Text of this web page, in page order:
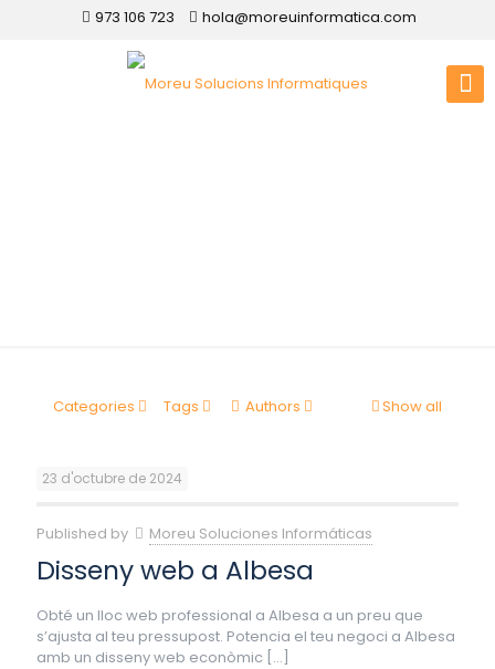
973 106 723 hola@moreuinformatica.com
Categories Tags Authors Show all
23 d'octubre de 2024
Published by Moreu Soluciones Informáticas
Disseny web a Albesa
Obté un lloc web professional a Albesa a un preu que
s’ajusta al teu pressupost. Potencia el teu negoci a Albesa
amb un disseny web econòmic […]